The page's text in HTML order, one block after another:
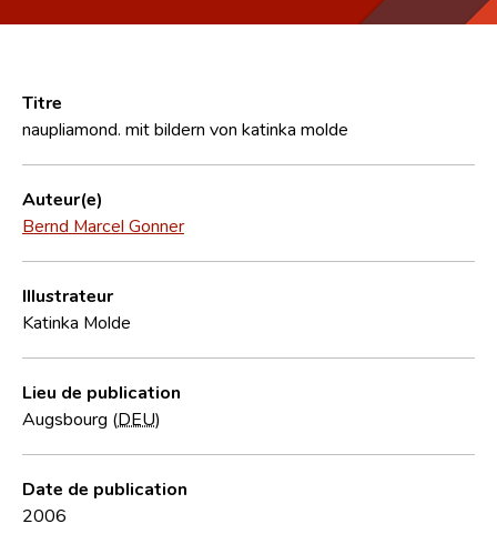
Foire aux questions
CNL
Équipe scientifique
Contact
Titre
naupliamond. mit bildern von katinka molde
Auteur(e)
Bernd Marcel Gonner
Illustrateur
Katinka Molde
Lieu de publication
Augsbourg (DEU)
Date de publication
2006